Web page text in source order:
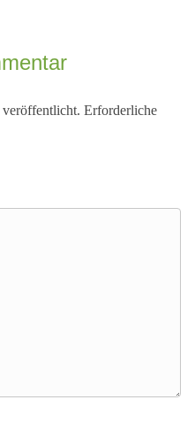
Erforderliche